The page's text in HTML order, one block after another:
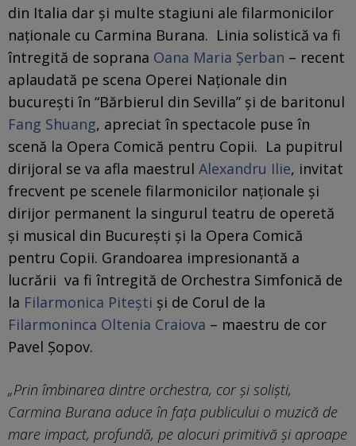
din Italia dar şi multe stagiuni ale filarmonicilor
naţionale cu Carmina Burana. Linia solistică va fi
întregită de soprana Oana Maria Şerban – recent
aplaudată pe scena Operei Naţionale din
bucureşti în “Bărbierul din Sevilla” şi de baritonul
Fang Shuang, apreciat în spectacole puse în
scenă la Opera Comică pentru Copii. La pupitrul
dirijoral se va afla maestrul Alexandru Ilie, invitat
frecvent pe scenele filarmonicilor naţionale şi
dirijor permanent la singurul teatru de operetă
şi musical din Bucureşti şi la Opera Comică
pentru Copii. Grandoarea impresionantă a
lucrării va fi întregită de Orchestra Simfonică de
la Filarmonica Piteşti şi de Corul de la
Filarmoninca Oltenia Craiova – maestru de cor
Pavel Şopov.
„Prin îmbinarea dintre orchestra, cor și soliști,
Carmina Burana aduce în fața publicului o muzică de
mare impact, profundă, pe alocuri primitivă și aproape